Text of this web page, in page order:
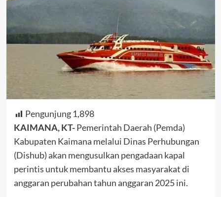
Pengunjung 1,898
KAIMANA, KT-Pemerintah Daerah (Pemda)
Kabupaten Kaimana melalui Dinas Perhubungan
(Dishub) akan mengusulkan pengadaan kapal
perintis untuk membantu akses masyarakat di
anggaran perubahan tahun anggaran 2025 ini.